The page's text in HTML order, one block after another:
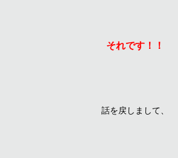
それです！！
話を戻しまして、